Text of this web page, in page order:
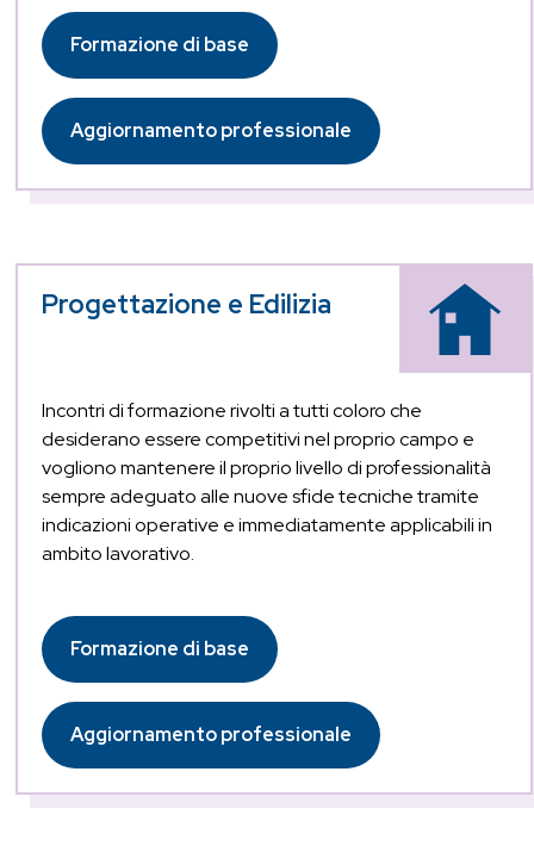
Formazione di base
Aggiornamento professionale
Progettazione e Edilizia
Incontri di formazione rivolti a tutti coloro che
desiderano essere competitivi nel proprio campo e
vogliono mantenere il proprio livello di professionalità
sempre adeguato alle nuove sfide tecniche tramite
indicazioni operative e immediatamente applicabili in
ambito lavorativo.
Formazione di base
Aggiornamento professionale